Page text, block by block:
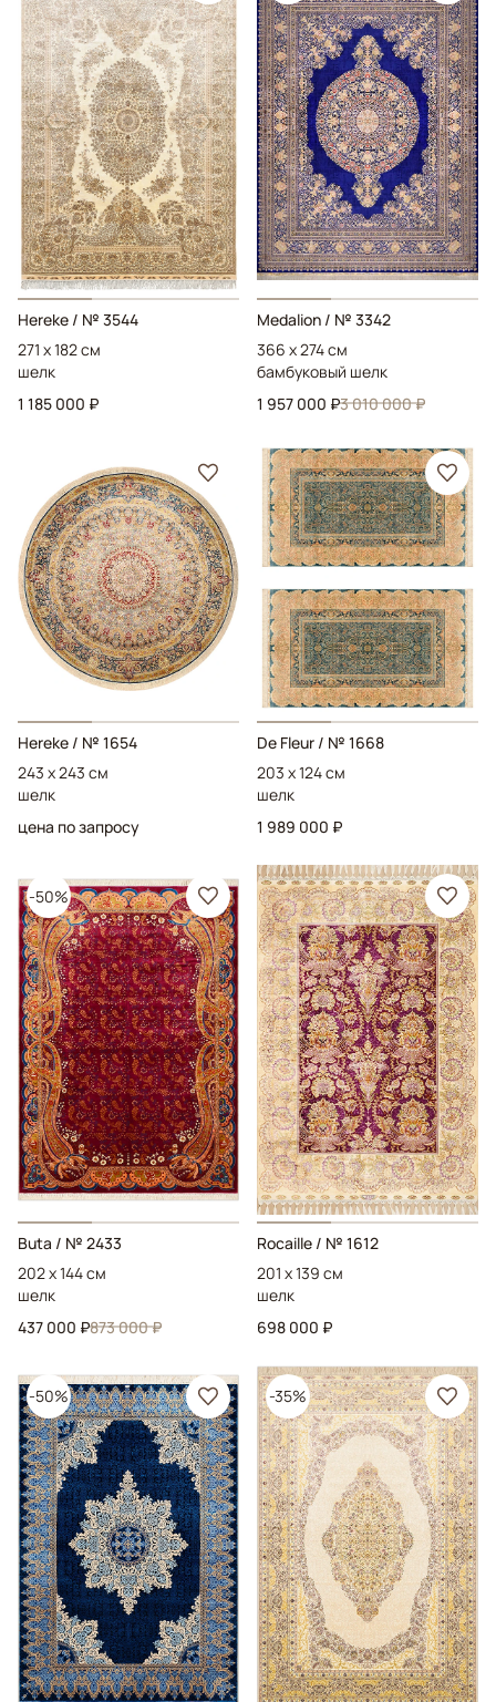
Hereke / № 3544
271 x 182 см
шелк
1 185 000 ₽
Medalion / № 3342
366 x 274 см
бамбуковый шелк
1 957 000 ₽3 010 000 ₽
Hereke / № 1654
243 x 243 см
шелк
цена по запросу
De Fleur / № 1668
203 x 124 см
шелк
1 989 000 ₽
-50%
Buta / № 2433
202 x 144 см
шелк
437 000 ₽873 000 ₽
Rocaille / № 1612
201 x 139 см
шелк
698 000 ₽
-50% -35%